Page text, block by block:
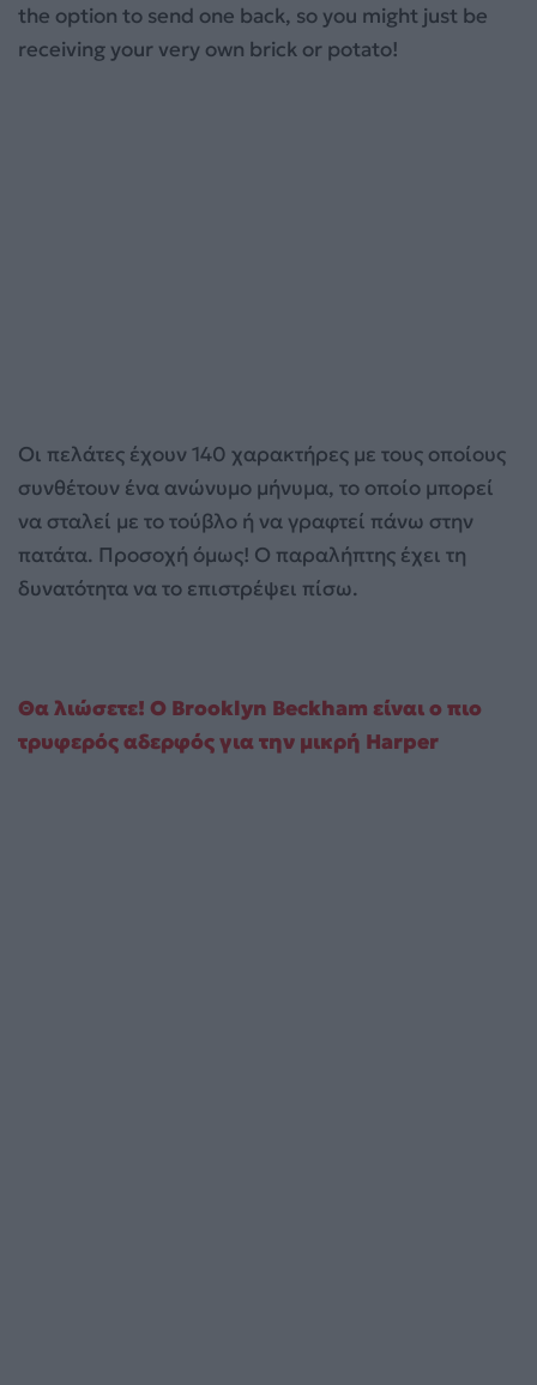
Οι πελάτες έχουν 140 χαρακτήρες με τους οποίους
συνθέτουν ένα ανώνυμο μήνυμα, το οποίο μπορεί
να σταλεί με το τούβλο ή να γραφτεί πάνω στην
πατάτα. Προσοχή όμως! Ο παραλήπτης έχει τη
δυνατότητα να το επιστρέψει πίσω.
Θα λιώσετε! Ο Brooklyn Beckham είναι ο πιο
τρυφερός αδερφός για την μικρή Harper